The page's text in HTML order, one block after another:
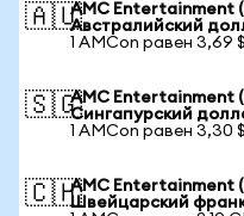
🇦🇺AMC Entertainment
Австралийский
1 AMCon равен 3,69 $
🇸🇬AMC Entertainment
Сингапурский
1 AMCon равен 3,30 $
🇨🇭AMC Entertainment
Швейцарский